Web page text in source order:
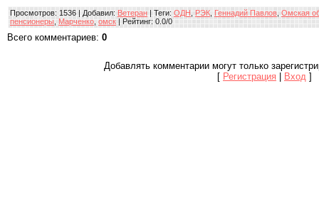
Просмотров: 1536 | Добавил: Ветеран | Теги: ОДН РЭК Геннадий Павлов Омская
пенсионеры Марченко омск | Рейтинг: 0.0/0
Всего комментариев: 0
Добавлять комментарии могут только
[ Регистрация Вход ]